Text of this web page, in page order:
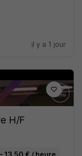
il y a 1 jour
H/F